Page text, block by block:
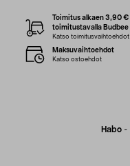
Habo-
Toimitus alkaen 3,90 €
toimitustavalla Budbee
Katso toimitusvaihtoehdot
Maksuvaihtoehdot
Katso ostoehdot